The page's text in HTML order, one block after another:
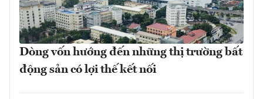
Dòng vốn hướng đến những thị trường bất
động sản có lợi thế kết nối